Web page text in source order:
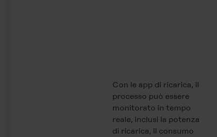
Con le app di ricarica, il
processo può essere
monitorato in tempo
reale, inclusi la potenza
di ricarica, il consumo